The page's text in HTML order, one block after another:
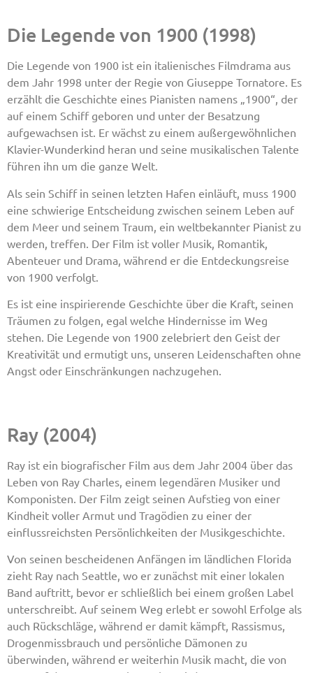
Die Legende von 1900 (1998)
Die Legende von 1900 ist ein italienisches Filmdrama aus
dem Jahr 1998 unter der Regie von Giuseppe Tornatore. Es
erzählt die Geschichte eines Pianisten namens „1900“, der
auf einem Schiff geboren und unter der Besatzung
aufgewachsen ist. Er wächst zu einem außergewöhnlichen
Klavier-Wunderkind heran und seine musikalischen Talente
führen ihn um die ganze Welt.
Als sein Schiff in seinen letzten Hafen einläuft, muss 1900
eine schwierige Entscheidung zwischen seinem Leben auf
dem Meer und seinem Traum, ein weltbekannter Pianist zu
werden, treffen. Der Film ist voller Musik, Romantik,
Abenteuer und Drama, während er die Entdeckungsreise
von 1900 verfolgt.
Es ist eine inspirierende Geschichte über die Kraft, seinen
Träumen zu folgen, egal welche Hindernisse im Weg
stehen. Die Legende von 1900 zelebriert den Geist der
Kreativität und ermutigt uns, unseren Leidenschaften ohne
Angst oder Einschränkungen nachzugehen.
Ray (2004)
Ray ist ein biografischer Film aus dem Jahr 2004 über das
Leben von Ray Charles, einem legendären Musiker und
Komponisten. Der Film zeigt seinen Aufstieg von einer
Kindheit voller Armut und Tragödien zu einer der
einflussreichsten Persönlichkeiten der Musikgeschichte.
Von seinen bescheidenen Anfängen im ländlichen Florida
zieht Ray nach Seattle, wo er zunächst mit einer lokalen
Band auftritt, bevor er schließlich bei einem großen Label
unterschreibt. Auf seinem Weg erlebt er sowohl Erfolge als
auch Rückschläge, während er damit kämpft, Rassismus,
Drogenmissbrauch und persönliche Dämonen zu
überwinden, während er weiterhin Musik macht, die von